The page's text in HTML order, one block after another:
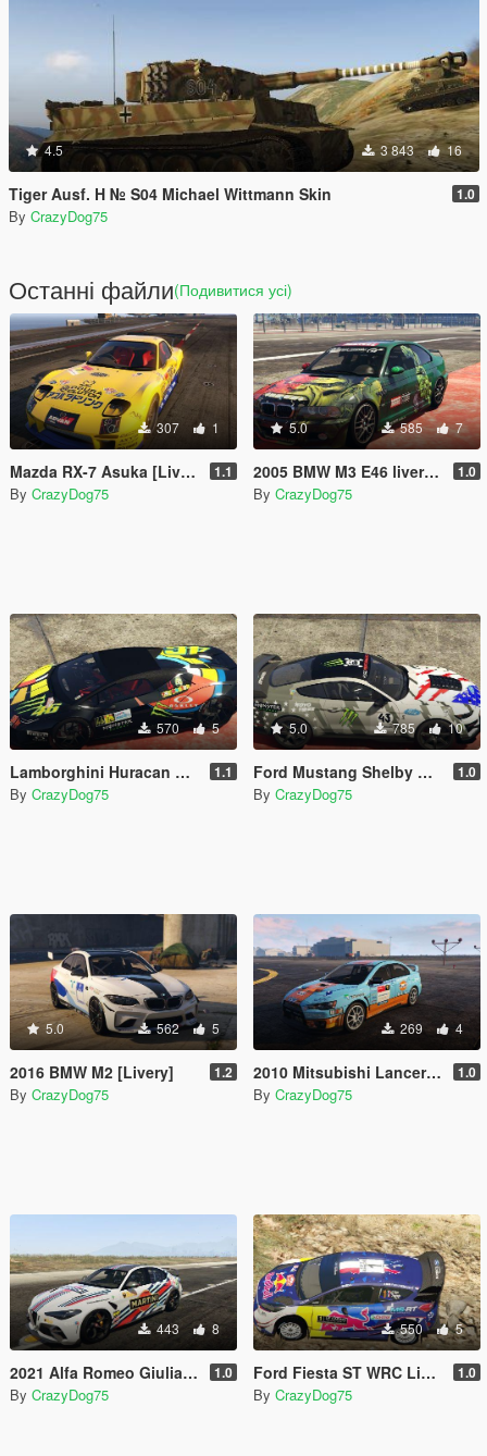
4.5 3 843 16
Tiger Ausf. H № S04 Michael Wittmann Skin 1.0
By CrazyDog75
Останні файли(Подивитися усі)
307 1
Mazda RX-7 Asuka [Livery] 1.1
By CrazyDog75
5.0 585 7
2005 BMW M3 E46 liveries 1.0
By CrazyDog75
570 5
Lamborghini Huracan Performante Spyder livery 1.1
By CrazyDog75
5.0 785 10
Ford Mustang Shelby GT500 2020 Livery 1.0
By CrazyDog75
5.0 562 5
2016 BMW M2 [Livery] 1.2
By CrazyDog75
269 4
2010 Mitsubishi Lancer Evolution X FQ-400 livery 1.0
By CrazyDog75
443 8
2021 Alfa Romeo Giulia livery 1.0
By CrazyDog75
550 5
Ford Fiesta ST WRC Livery 1.0
By CrazyDog75